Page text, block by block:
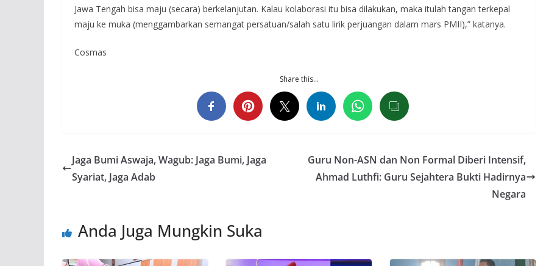
Jawa Tengah bisa maju (secara) berkelanjutan. Kalau kolaborasi itu bisa dilakukan, maka itulah tangan terkepal
maju ke muka (menggambarkan semangat persatuan/salah satu lirik perjuangan dalam mars PMII),” katanya.
Cosmas
Share this…
Jaga Bumi Aswaja, Wagub: Jaga Bumi, Jaga
Syariat, Jaga Adab
Guru Non-ASN dan Non Formal Diberi Intensif,
Ahmad Luthfi: Guru Sejahtera Bukti Hadirnya
Negara
Anda Juga Mungkin Suka